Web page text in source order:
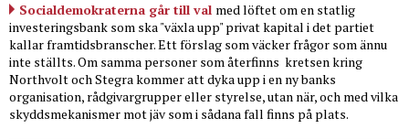
Socialdemokraterna går till val med löftet om en statlig
investeringsbank som ska "växla upp" privat kapital i det partiet
kallar framtidsbranscher. Ett förslag som väcker frågor som ännu
inte ställts. Om samma personer som återfinns kretsen kring
Northvolt och Stegra kommer att dyka upp i en ny banks
organisation, rådgivargrupper eller styrelse, utan när, och med vilka
skyddsmekanismer mot jäv som i sådana fall finns på plats.